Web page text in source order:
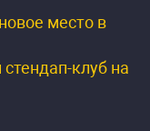
место в
клуб на